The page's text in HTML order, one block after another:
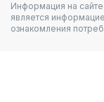
Информация на
является
ознакомления